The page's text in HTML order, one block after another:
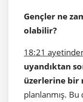
Gençler ne
olabilir?
18:21
uyandıktan
üzerlerine bir
planlanmış. Bu